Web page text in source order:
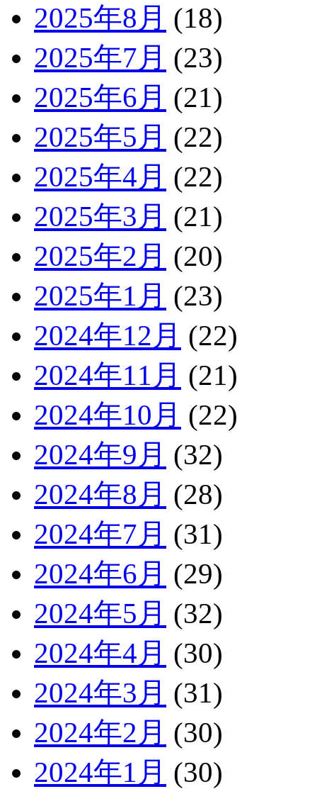
2025年8月 (18)
2025年7月 (23)
2025年6月 (21)
2025年5月 (22)
2025年4月 (22)
2025年3月 (21)
2025年2月 (20)
2025年1月 (23)
2024年12月 (22)
2024年11月 (21)
2024年10月 (22)
2024年9月 (32)
2024年8月 (28)
2024年7月 (31)
2024年6月 (29)
2024年5月 (32)
2024年4月 (30)
2024年3月 (31)
2024年2月 (30)
2024年1月 (30)